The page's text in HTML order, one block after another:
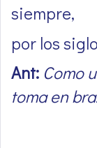
siempre,
por los
Ant: Como
toma en